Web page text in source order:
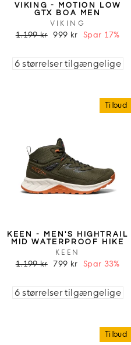
VIKING - MOTION LOW
GTX BOA MEN
VIKING
1.199 kr 999 kr Spar 17%
6 størrelser tilgængelige
Tilbud
KEEN - MEN'S HIGHTRAIL
MID WATERPROOF HIKE
KEEN
1.199 kr 799 kr Spar 33%
6 størrelser tilgængelige
Tilbud